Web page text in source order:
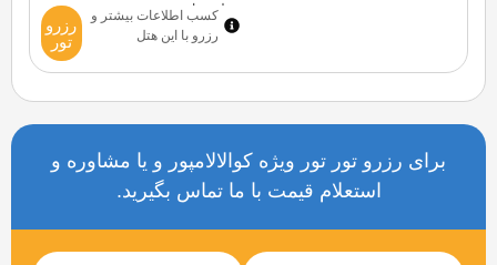
منظره استخر و
کوه، تهویه مطبوع
کوچک کاملاً مجهز
را دوست دارند –
آنها به آن برای یک
سفر دو نفره
امتیاز ۹.۰ داده‌اند.
کسب اطلاعات بیشتر و
رزرو با این هتل
رزرو
تور
برای رزرو تور تور ویژه کوالالامپور و یا مشاوره و
استعلام قیمت با ما تماس بگیرید.